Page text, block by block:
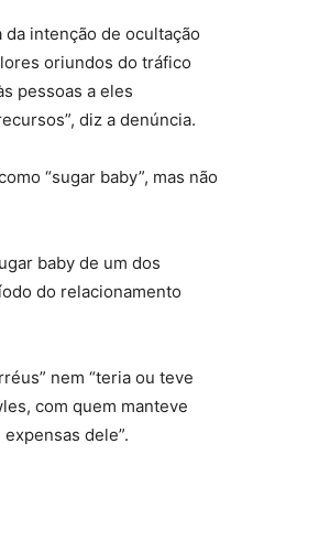
da intenção de ocultação
oriundos do tráfico
pessoas a eles
diz a denúncia.
“sugar baby”, mas não
baby de um dos
do relacionamento
nem “teria ou teve
com quem manteve
dele”.